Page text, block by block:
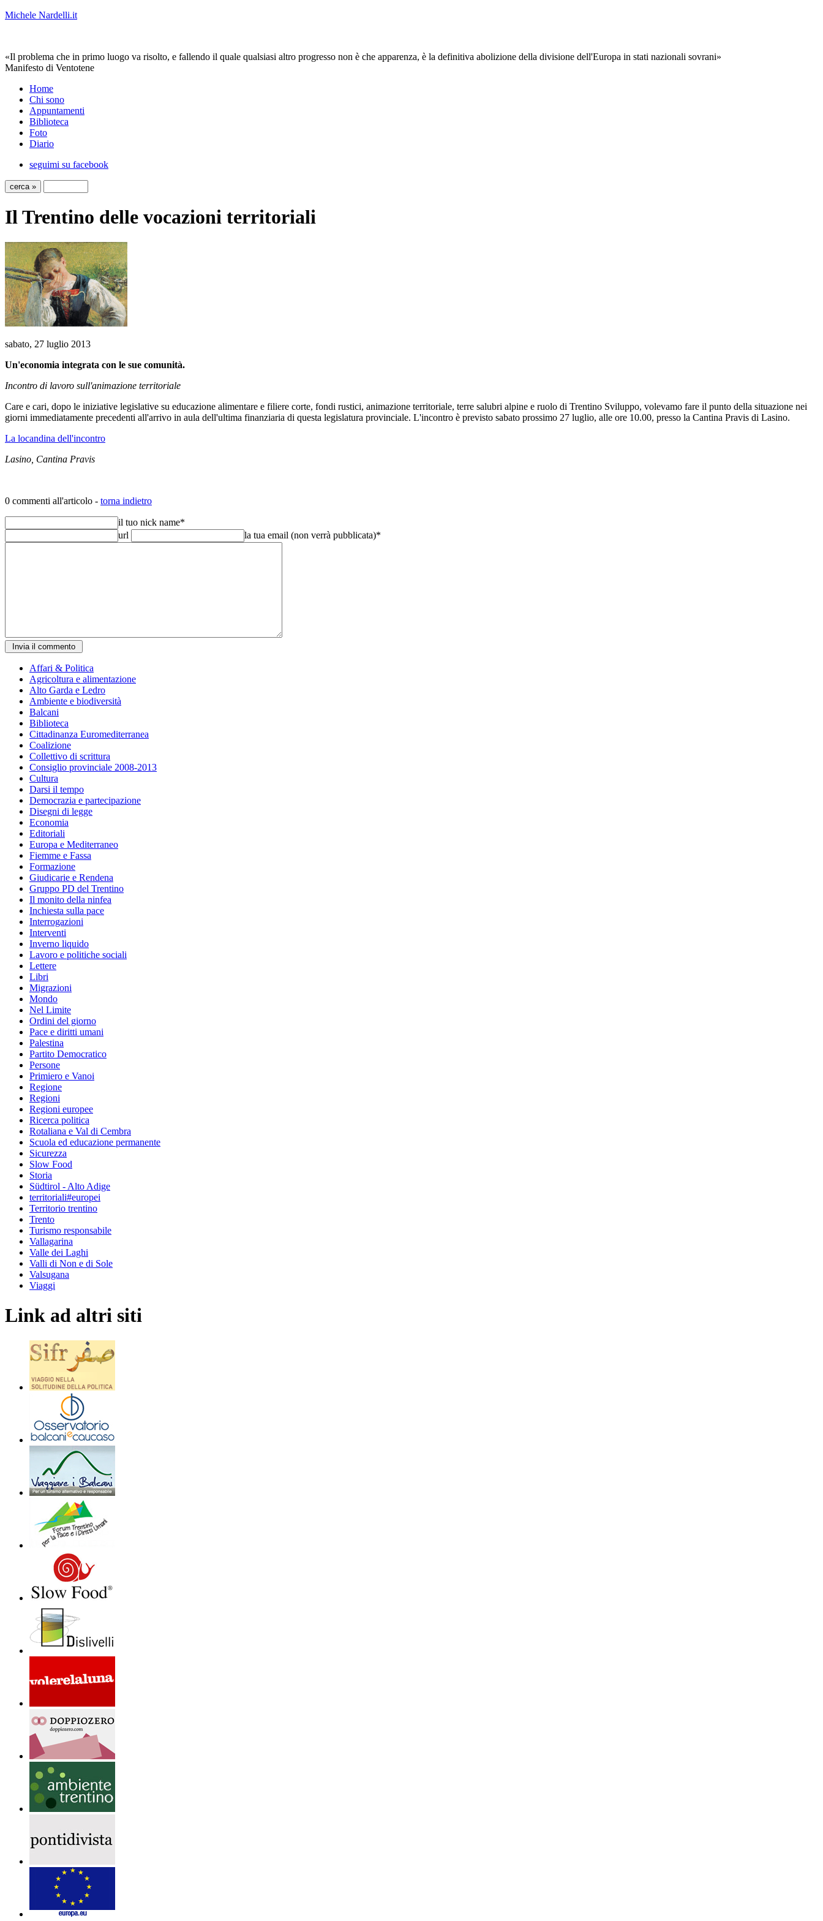
Michele Nardelli.it
«Il problema che in primo luogo va risolto, e fallendo il quale qualsiasi altro progresso non è che apparenza, è la definitiva abolizione della divisione dell'Europa in stati nazionali sovrani»
Manifesto di Ventotene
Home
Chi sono
Appuntamenti
Biblioteca
Foto
Diario
seguimi su facebook
Il Trentino delle vocazioni territoriali
sabato, 27 luglio 2013
Un'economia integrata con le sue comunità.
Incontro di lavoro sull'animazione territoriale
Care e cari, dopo le iniziative legislative su educazione alimentare e filiere corte, fondi rustici, animazione territoriale, terre salubri alpine e ruolo di Trentino Sviluppo, volevamo fare il punto della situazione nei
giorni immediatamente precedenti all'arrivo in aula dell'ultima finanziaria di questa legislatura provinciale. L'incontro è previsto sabato prossimo 27 luglio, alle ore 10.00, presso la Cantina Pravis di Lasino.
La locandina dell'incontro
Lasino, Cantina Pravis
0 commenti all'articolo - torna indietro
il tuo nick name*
url
la tua email (non verrà pubblicata)*
Affari & Politica
Agricoltura e alimentazione
Alto Garda e Ledro
Ambiente e biodiversità
Balcani
Biblioteca
Cittadinanza Euromediterranea
Coalizione
Collettivo di scrittura
Consiglio provinciale 2008-2013
Cultura
Darsi il tempo
Democrazia e partecipazione
Disegni di legge
Economia
Editoriali
Europa e Mediterraneo
Fiemme e Fassa
Formazione
Giudicarie e Rendena
Gruppo PD del Trentino
Il monito della ninfea
Inchiesta sulla pace
Interrogazioni
Interventi
Inverno liquido
Lavoro e politiche sociali
Lettere
Libri
Migrazioni
Mondo
Nel Limite
Ordini del giorno
Pace e diritti umani
Palestina
Partito Democratico
Persone
Primiero e Vanoi
Regione
Regioni
Regioni europee
Ricerca politica
Rotaliana e Val di Cembra
Scuola ed educazione permanente
Sicurezza
Slow Food
Storia
Südtirol - Alto Adige
territoriali#europei
Territorio trentino
Trento
Turismo responsabile
Vallagarina
Valle dei Laghi
Valli di Non e di Sole
Valsugana
Viaggi
Link ad altri siti